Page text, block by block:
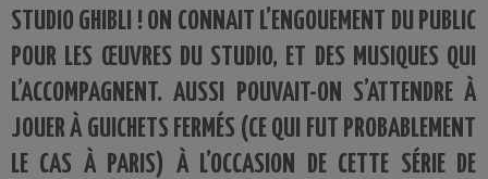
STUDIO GHIBLI ! ON CONNAIT L’ENGOUEMENT DU PUBLIC
POUR LES ŒUVRES DU STUDIO, ET DES MUSIQUES QUI
L’ACCOMPAGNENT. AUSSI POUVAIT-ON S’ATTENDRE À
JOUER À GUICHETS FERMÉS (CE QUI FUT PROBABLEMENT
LE CAS À PARIS) À L’OCCASION DE CETTE SÉRIE DE